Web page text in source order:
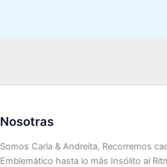
Nosotras
Somos Carla & Andreita, Recorremos
Emblemático hasta lo más Insólito al